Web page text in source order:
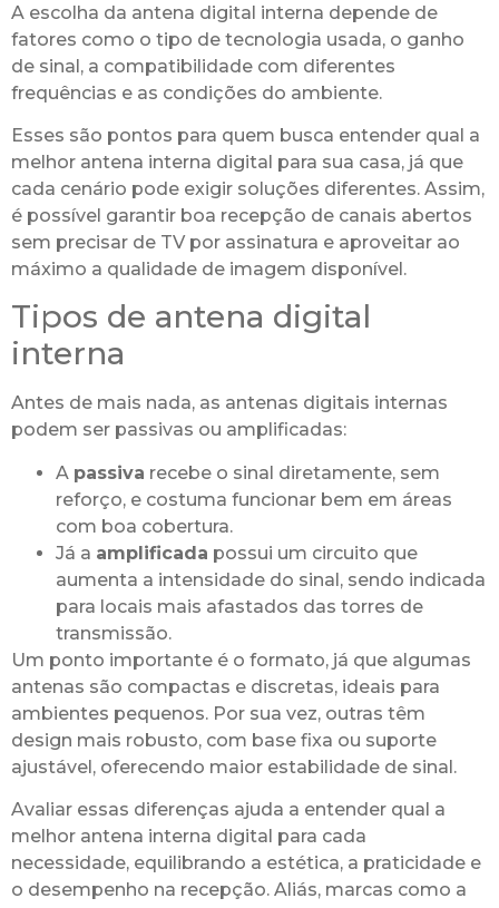
A escolha da antena digital interna depende de
fatores como o tipo de tecnologia usada, o ganho
de sinal, a compatibilidade com diferentes
frequências e as condições do ambiente.
Esses são pontos para quem busca entender qual a
melhor antena interna digital para sua casa, já que
cada cenário pode exigir soluções diferentes. Assim,
é possível garantir boa recepção de canais abertos
sem precisar de TV por assinatura e aproveitar ao
máximo a qualidade de imagem disponível.
Tipos de antena digital
interna
Antes de mais nada, as antenas digitais internas
podem ser passivas ou amplificadas:
A passiva recebe o sinal diretamente, sem
reforço, e costuma funcionar bem em áreas
com boa cobertura.
Já a amplificada possui um circuito que
aumenta a intensidade do sinal, sendo indicada
para locais mais afastados das torres de
transmissão.
Um ponto importante é o formato, já que algumas
antenas são compactas e discretas, ideais para
ambientes pequenos. Por sua vez, outras têm
design mais robusto, com base fixa ou suporte
ajustável, oferecendo maior estabilidade de sinal.
Avaliar essas diferenças ajuda a entender qual a
melhor antena interna digital para cada
necessidade, equilibrando a estética, a praticidade e
o desempenho na recepção. Aliás, marcas como a